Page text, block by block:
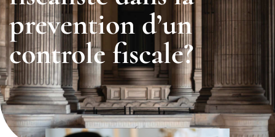
prevention d’un
controle fiscale?